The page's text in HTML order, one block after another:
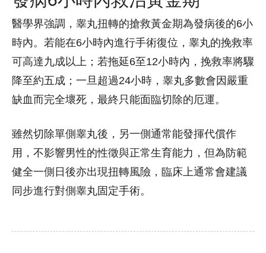
醫學界強調，睾丸扭轉的搶救黃金期為發病後的6小
時內。若能在6小時內進行手術復位，睾丸的挽救率
可高達九成以上；若拖延6至12小時內，挽救率將驟
降至約五成；一旦超過24小時，睾丸多數會因嚴重
缺血而完全壞死，最終只能面臨切除的厄運。
雖然切除單側睾丸後，另一側通常能發揮代償作
用，不影響男性的性徵與正常生育能力，但為防範
健全一側日後亦出現扭轉風險，臨床上通常會建議
同步進行對側睾丸固定手術。